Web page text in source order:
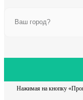
Нажимая на кнопку